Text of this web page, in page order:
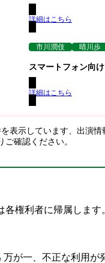
詳細はこちら
市川潤伎 晴川歩
スマートフォン向
詳細はこちら
表示しています、出演
ご確認ください。
権利者に帰属します
が一、不正な利用